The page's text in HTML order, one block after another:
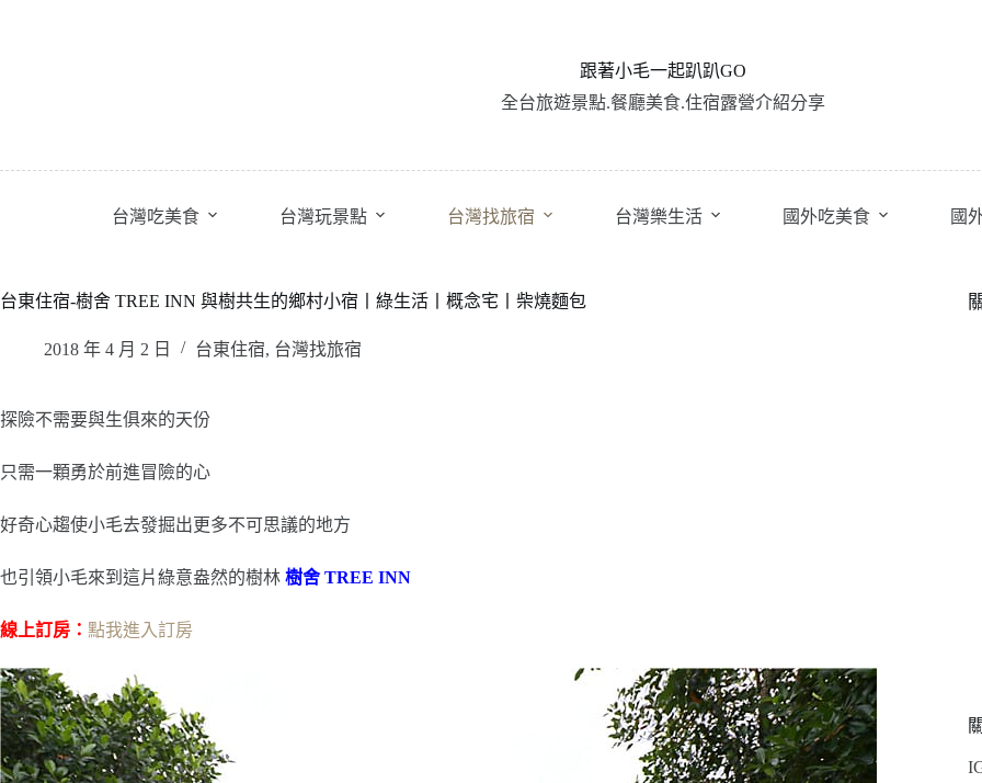
跟著小毛一起趴趴GO
全台旅遊景點.餐廳美食.住宿露營介紹分享
台灣吃美食 台灣玩景點 台灣找旅宿 台灣樂生活 國外吃美食 國
台東住宿-樹舍 TREE INN 與樹共生的鄉村小宿丨綠生活丨概念宅丨柴燒麵包
2018 年 4 月 2 日 台東住宿, 台灣找旅宿
探險不需要與生俱來的天份
只需一顆勇於前進冒險的心
好奇心趨使小毛去發掘出更多不可思議的地方
也引領小毛來到這片綠意盎然的樹林 樹舍 TREE INN
線上訂房： 點我進入訂房